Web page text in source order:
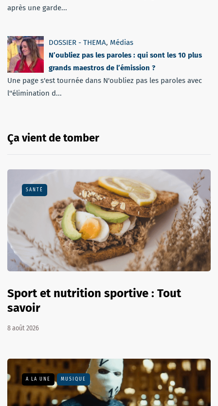
après une garde...
DOSSIER - THEMA, Médias
N’oubliez pas les paroles : qui sont les 10 plus
grands maestros de l’émission ?
Une page s'est tournée dans N'oubliez pas les paroles avec
l''élimination d...
Ça vient de tomber
SANTÉ
Sport et nutrition sportive : Tout
savoir
8 août 2026
A LA UNE MUSIQUE